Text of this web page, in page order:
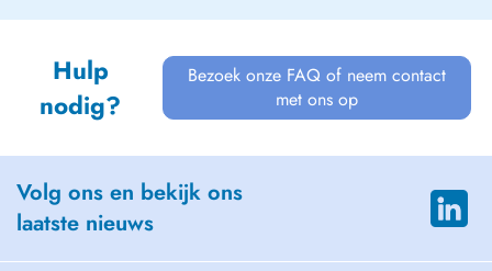
Hulp
nodig?
Bezoek onze FAQ of neem contact
met ons op
Volg ons en bekijk ons
laatste nieuws